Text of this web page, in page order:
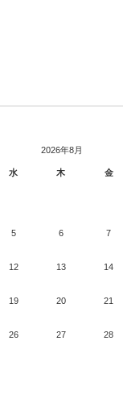
2026年8月
水 木 金
5 6 7
12 13 14
19 20 21
26 27 28